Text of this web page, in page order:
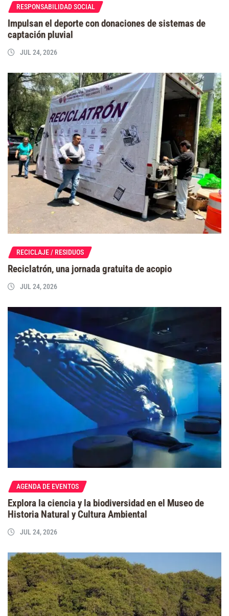
RESPONSABILIDAD SOCIAL
Impulsan el deporte con donaciones de sistemas de
captación pluvial
JUL 24, 2026
RECICLAJE / RESIDUOS
Reciclatrón, una jornada gratuita de acopio
JUL 24, 2026
AGENDA DE EVENTOS
Explora la ciencia y la biodiversidad en el Museo de
Historia Natural y Cultura Ambiental
JUL 24, 2026